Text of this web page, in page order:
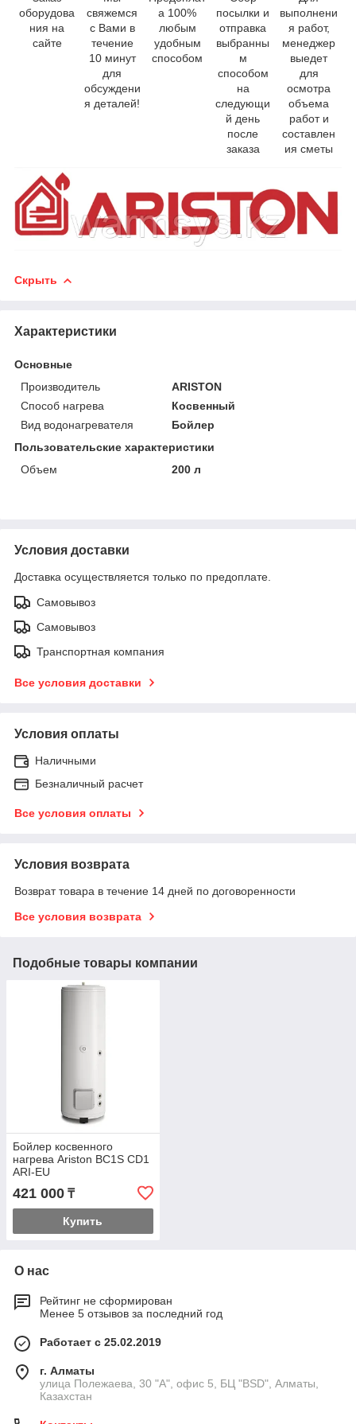
оборудова
ния на
сайте
свяжемся
с Вами в
течение
10 минут
для
обсуждени
я деталей!
а 100%
любым
удобным
способом
посылки и
отправка
выбранны
м
способом
на
следующи
й день
после
заказа
выполнени
я работ,
менеджер
выедет
для
осмотра
объема
работ и
составлен
ия сметы
Скрыть
Характеристики
Основные
Производитель
ARISTON
Способ нагрева
Косвенный
Вид водонагревателя
Бойлер
Пользовательские характеристики
Объем
200 л
Условия доставки
Доставка осуществляется только по предоплате.
Самовывоз
Самовывоз
Транспортная компания
Все условия доставки
Условия оплаты
Наличными
Безналичный расчет
Все условия оплаты
Условия возврата
Возврат товара в течение 14 дней по договоренности
Все условия возврата
Подобные товары компании
Бойлер косвенного
нагрева Ariston BC1S CD1
ARI-EU
421 000 ₸
Купить
О нас
Рейтинг не сформирован
Менее 5 отзывов за последний год
Работает с 25.02.2019
г. Алматы
улица Полежаева, 30 "А", офис 5, БЦ "BSD", Алматы,
Казахстан